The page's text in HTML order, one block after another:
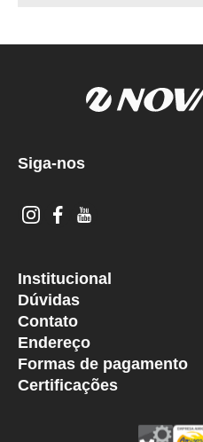
Siga-nos
Institucional
Dúvidas
Contato
Endereço
Formas de pagamento
Certificações